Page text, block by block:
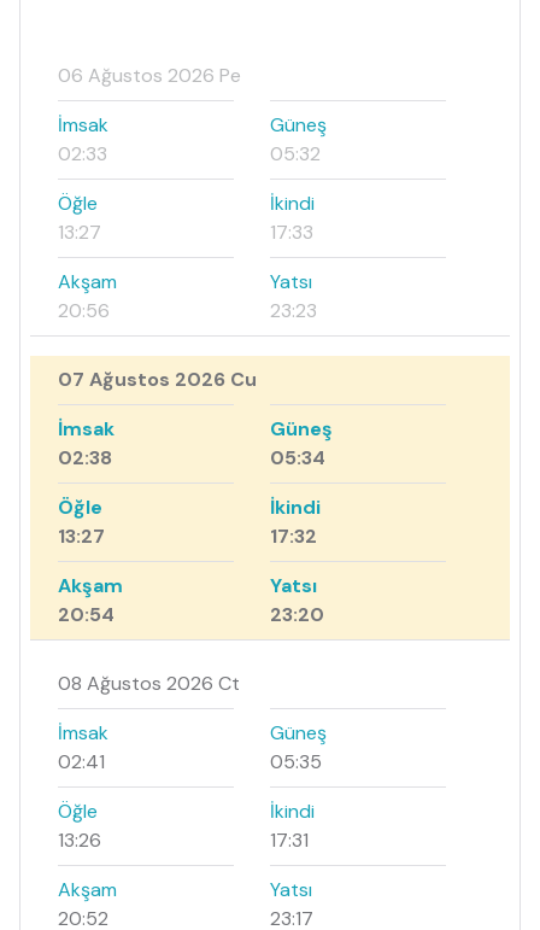
06 Ağustos 2026 Pe
İmsak
02:33
Güneş
05:32
Öğle
13:27
İkindi
17:33
Akşam
20:56
Yatsı
23:23
07 Ağustos 2026 Cu
İmsak
02:38
Güneş
05:34
Öğle
13:27
İkindi
17:32
Akşam
20:54
Yatsı
23:20
08 Ağustos 2026 Ct
İmsak
02:41
Güneş
05:35
Öğle
13:26
İkindi
17:31
Akşam
20:52
Yatsı
23:17